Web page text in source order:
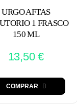
URGO AFTAS
1 FRASCO
150 ML
13,50€
COMPRAR